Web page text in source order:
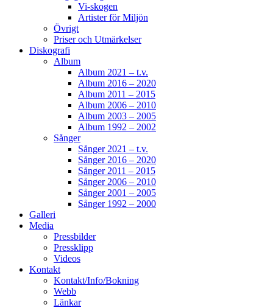
Vi-skogen
Artister för Miljön
Övrigt
Priser och Utmärkelser
Diskografi
Album
Album 2021 – t.v.
Album 2016 – 2020
Album 2011 – 2015
Album 2006 – 2010
Album 2003 – 2005
Album 1992 – 2002
Sånger
Sånger 2021 – t.v.
Sånger 2016 – 2020
Sånger 2011 – 2015
Sånger 2006 – 2010
Sånger 2001 – 2005
Sånger 1992 – 2000
Galleri
Media
Pressbilder
Pressklipp
Videos
Kontakt
Kontakt/Info/Bokning
Webb
Länkar